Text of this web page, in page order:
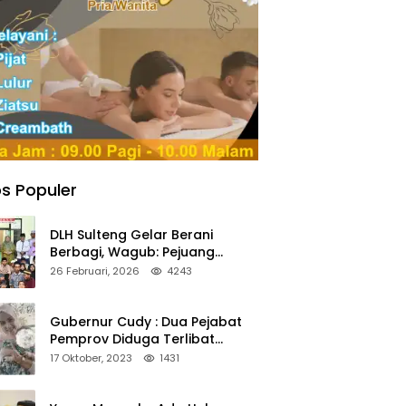
Populer
DLH Sulteng Gelar Berani
Berbagi, Wagub: Pejuang
Lingkungan Harus Jadi Teladan
26 Februari, 2026 4243
Gubernur Cudy : Dua Pejabat
Pemprov Diduga Terlibat
Asmara Terlarang Sudah di
17 Oktober, 2023 1431